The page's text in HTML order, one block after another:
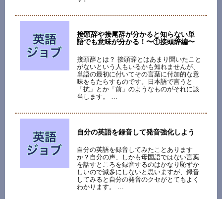
接頭辞や接尾辞が分かると知らない単
語でも意味が分かる！〜①接頭辞編〜
接頭辞とは？ 接頭辞とはあまり聞いたこと
がないという人もいるかも知れませんが、
単語の最初に付いてその言葉に付加的な意
味をもたらすものです。日本語で言うと
「抗」とか「前」のようなものがそれに該
当します。 …
自分の英語を録音して発音強化しよう
自分の英語を録音してみたことあります
か？自分の声、しかも母国語ではない言葉
を話すところを録音するのはかなり恥ずか
しいので滅多にしないと思いますが、録音
してみると自分の発音のクセがとてもよく
わかります。 …